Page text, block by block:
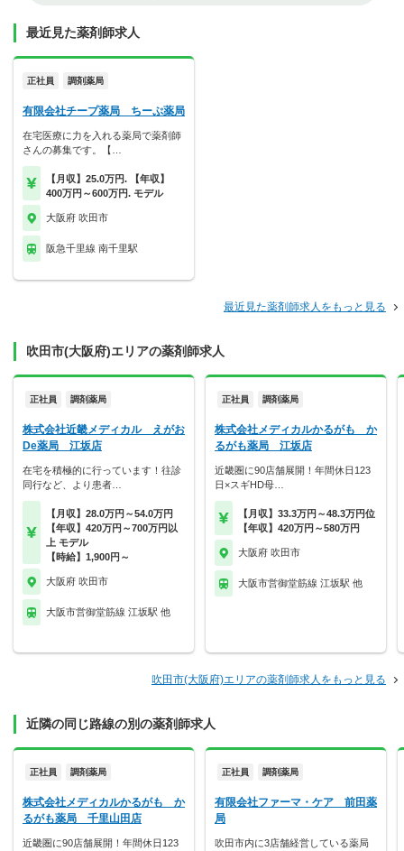
最近見た薬剤師求人
正社員 調剤薬局
有限会社チープ薬局 ちーぷ薬局
在宅医療に力を入れる薬局で薬剤師
さんの募集です。【…
【月収】25.0万円. 【年収】
400万円～600万円. モデル
大阪府 吹田市
阪急千里線 南千里駅
最近見た薬剤師求人をもっと見る
吹田市(大阪府)エリアの薬剤師求人
正社員 調剤薬局
株式会社近畿メディカル えがお
De薬局 江坂店
在宅を積極的に行っています！往診
同行など、より患者…
【月収】28.0万円～54.0万円
【年収】420万円～700万円以
上 モデル
【時給】1,900円～
大阪府 吹田市
大阪市営御堂筋線 江坂駅 他
正社員 調剤薬局
株式会社メディカルかるがも か
るがも薬局 江坂店
近畿圏に90店舗展開！年間休日123
日×スギHD母…
【月収】33.3万円～48.3万円位
【年収】420万円～580万円
大阪府 吹田市
大阪市営御堂筋線 江坂駅 他
吹田市(大阪府)エリアの薬剤師求人をもっと見る
近隣の同じ路線の別の薬剤師求人
正社員 調剤薬局
株式会社メディカルかるがも か
るがも薬局 千里山田店
近畿圏に90店舗展開！年間休日123
正社員 調剤薬局
有限会社ファーマ・ケア 前田薬
局
吹田市内に3店舗経営している薬局